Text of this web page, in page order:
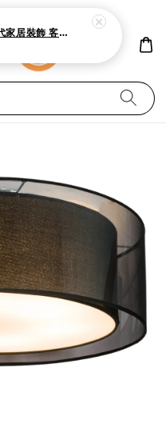
神祕黑釣魚落地燈 現代家居裝飾 客廳 書房與臥室立燈